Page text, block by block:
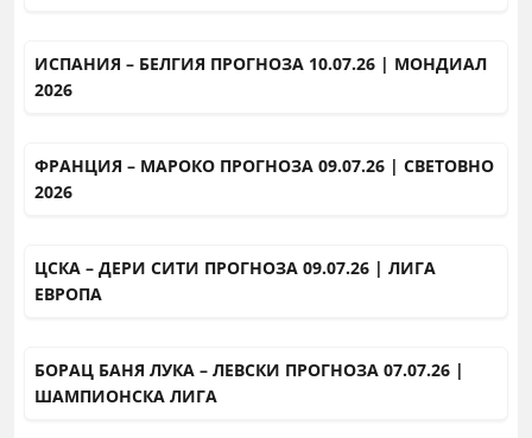
ИСПАНИЯ – БЕЛГИЯ ПРОГНОЗА 10.07.26 | МОНДИАЛ
2026
ФРАНЦИЯ – МАРОКО ПРОГНОЗА 09.07.26 | СВЕТОВНО
2026
ЦСКА – ДЕРИ СИТИ ПРОГНОЗА 09.07.26 | ЛИГА
ЕВРОПА
БОРАЦ БАНЯ ЛУКА – ЛЕВСКИ ПРОГНОЗА 07.07.26 |
ШАМПИОНСКА ЛИГА